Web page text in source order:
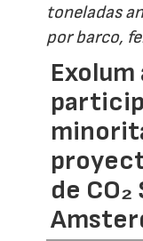
toneladas
por barco,
de CO₂